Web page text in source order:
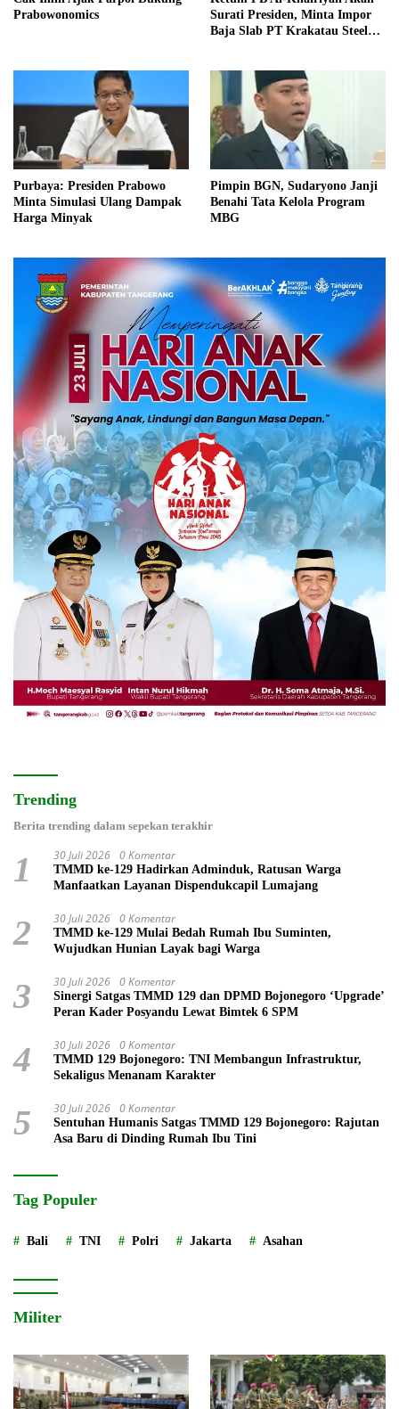
Prabowonomics
Surati Presiden, Minta Impor
Baja Slab PT Krakatau Steel
Purbaya: Presiden Prabowo
Minta Simulasi Ulang Dampak
Harga Minyak
Pimpin BGN, Sudaryono Janji
Benahi Tata Kelola Program
MBG
Trending
Berita trending dalam sepekan terakhir
1 30 Juli 2026 0 Komentar
TMMD ke-129 Hadirkan Adminduk, Ratusan Warga
Manfaatkan Layanan Dispendukcapil Lumajang
2 30 Juli 2026 0 Komentar
TMMD ke-129 Mulai Bedah Rumah Ibu Suminten,
Wujudkan Hunian Layak bagi Warga
3 30 Juli 2026 0 Komentar
Sinergi Satgas TMMD 129 dan DPMD Bojonegoro ‘Upgrade’
Peran Kader Posyandu Lewat Bimtek 6 SPM
4 30 Juli 2026 0 Komentar
TMMD 129 Bojonegoro: TNI Membangun Infrastruktur,
Sekaligus Menanam Karakter
5 30 Juli 2026 0 Komentar
Sentuhan Humanis Satgas TMMD 129 Bojonegoro: Rajutan
Asa Baru di Dinding Rumah Ibu Tini
Tag Populer
Bali TNI Polri Jakarta Asahan
Militer